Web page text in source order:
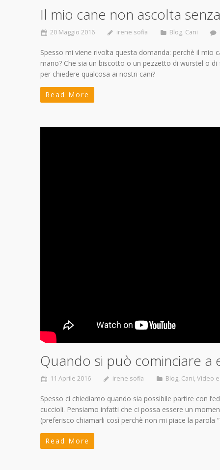
Il mio cane non ascolta
20 Maggio 2016 irene sofia Blog, Cani
Spesso mi viene rivolta questa domanda: perchè il mio
mano? Che sia un biscotto o un pezzetto di wurstel o
per chiedere qualcosa ai nostri cani?
Read More
Quando si può cominciare a
11 Aprile 2016 irene sofia Blog, Cani, Video
Spesso ci chiediamo quando sia possibile partire con
cuccioli. Pensiamo infatti che ci possa essere un
(preferisco chiamarli così perchè non mi piace la parola
Read More